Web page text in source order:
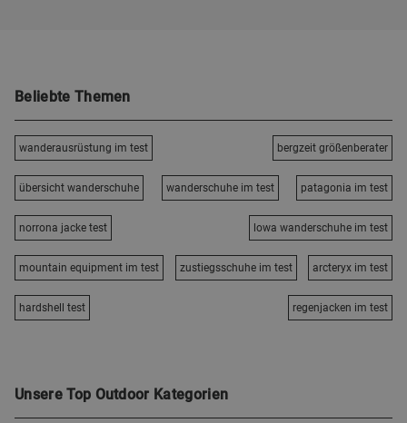
Beliebte Themen
wanderausrüstung im test bergzeit größenberater
übersicht wanderschuhe wanderschuhe im test patagonia im test
norrona jacke test lowa wanderschuhe im test
mountain equipment im test zustiegsschuhe im test arcteryx im test
hardshell test regenjacken im test
Unsere Top Outdoor Kategorien